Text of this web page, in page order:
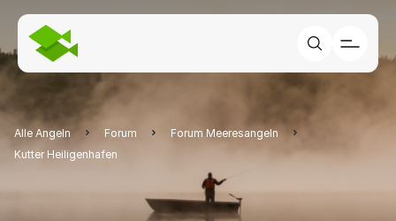
Alle Angeln Forum
Forum Meeresangeln
Kutter Heiligenhafen